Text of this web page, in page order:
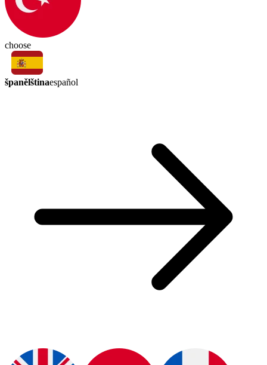
choose
španělštinaespañol